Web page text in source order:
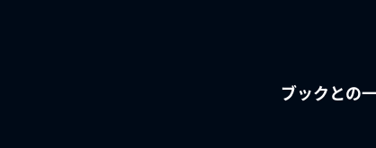
ブックとの